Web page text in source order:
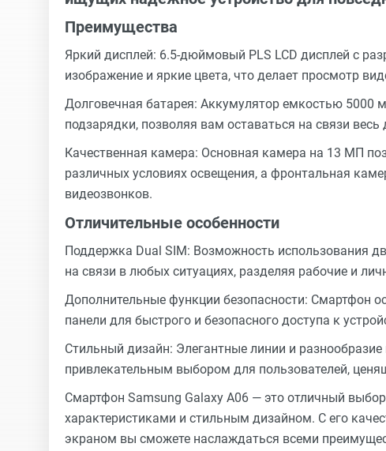
Преимущества
Яркий дисплей: 6.5-дюймовый PLS LCD дисплей с
изображение и яркие цвета, что делает просмотр
Долговечная батарея: Аккумулятор емкостью 5000
подзарядки, позволяя вам оставаться на связи
Качественная камера: Основная камера на 13 МП
различных условиях освещения, а фронтальная
видеозвонков.
Отличительные особенности
Поддержка Dual SIM: Возможность использования
на связи в любых ситуациях, разделяя рабочие и
Дополнительные функции безопасности: Смартфон
панели для быстрого и безопасного доступа к
Стильный дизайн: Элегантные линии и
привлекательным выбором для пользователей,
Смартфон Samsung Galaxy A06 — это отличный
характеристиками и стильным дизайном. С его
экраном вы сможете наслаждаться всеми